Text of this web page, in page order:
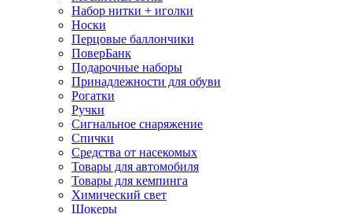
Набор нитки + иголки
Носки
Перцовые баллончики
ПоверБанк
Подарочные наборы
Принадлежности для обуви
Рогатки
Ручки
Сигнальное снаряжение
Спички
Средства от насекомых
Товары для автомобиля
Товары для кемпинга
Химический свет
Шокеры